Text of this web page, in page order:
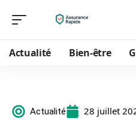
Actualité Bien-être
Actualité 28 juillet